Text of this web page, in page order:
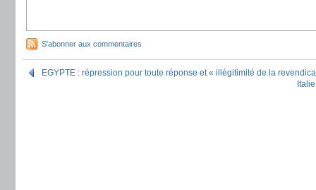
S'abonner aux commentaires
EGYPTE : répression pour toute réponse et « illégitimité de la